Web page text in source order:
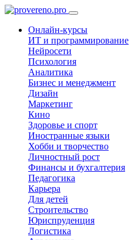
Онлайн-курсы
ИТ и программирование
Нейросети
Психология
Аналитика
Бизнес и менеджмент
Дизайн
Маркетинг
Кино
Здоровье и спорт
Иностранные языки
Хобби и творчество
Личностный рост
Финансы и бухгалтерия
Педагогика
Карьера
Для детей
Строительство
Юриспруденция
Логистика